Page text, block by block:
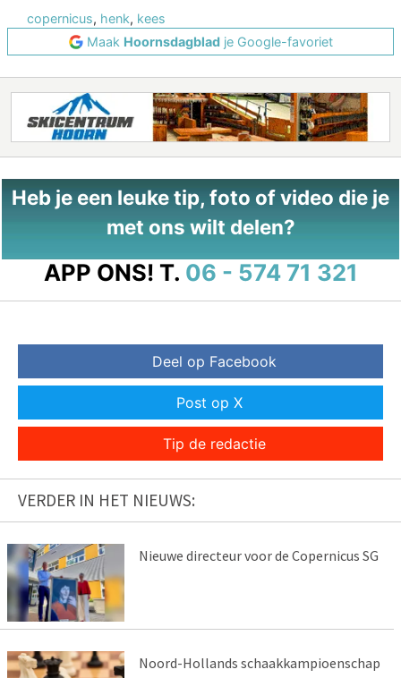
copernicus, henk, kees
Maak Hoornsdagbladje Google-favoriet
Heb je een leuke tip, foto of video die je
met ons wilt delen?
APP ONS! T. 06 - 574 71 321
Deel op Facebook
Post op X
Tip de redactie
VERDER IN HET NIEUWS:
Nieuwe directeur voor de Copernicus SG
Noord-Hollands schaakkampioenschap